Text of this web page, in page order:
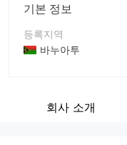
기본 정보
등록지역
바누아투
회사 전체 이름
회사 소개